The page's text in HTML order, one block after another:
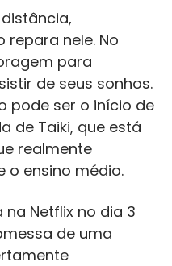
nele. No
para
de seus sonhos.
pode ser o início de
de Taiki, que está
realmente
o ensino médio.
na Netflix no dia 3
de uma